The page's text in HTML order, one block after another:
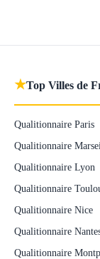
★Top Villes de
Qualitionnaire Paris
Qualitionnaire
Qualitionnaire Lyon
Qualitionnaire
Qualitionnaire Nice
Qualitionnaire
Qualitionnaire